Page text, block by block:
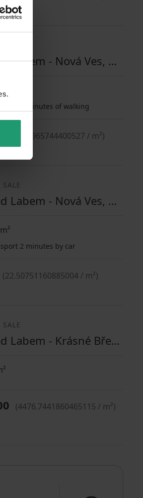
Ústí nad Labem - Nová Ves, Ústecký Region
8 minutes of walking
46.13965744400527 / m²)
SALE
Ústí nad Labem - Nová Ves, Ústecký Region
m²
2 minutes by car
(22.50751160885004 / m²)
SALE
Ústí nad Labem - Krásné Březno, Ústecký Region
(4476.7441860465115 / m²)